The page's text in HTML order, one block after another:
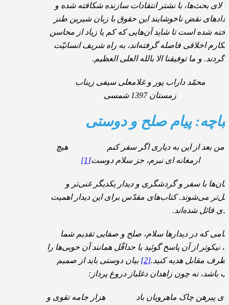
لای بحث‌ها، با نشتر انتقادات سازنده شکافته شده و
نقض ناخوشایند این حقوق با زبان شیرین طنز
شده است تا شاید آن‌هایی که کم یا زیاد از محاسن
اخلاقی فاصله گرفته‌اند، به راه شریف انسانیّت
گردند. و ما توفیقنا الا بالله العلی العظیم.
محمّد داراب پور و غلامعلی سیفی زیناب
زمستان 1397 شمسی
پیام صلح و دوستی
من بعد از این به دیاری اگر سفر کنم هیچ
ارمغانه ای نبرم، جز سلام دوست[1]
با سفر و گردشگری و دیدار یکدیگر غنی‌تر و
می‌شوند. کتاب‌های مقدّس برای این دیدار اهمیت
قائل شده‌اند.
که در دیدارها سلام، صلح و صفایی تقدیم شما
نیکوتر از آن پاسخ گوئید یا حداقّل همانند آن خوبی‌ها را
طرف مقابل هدیه کنید.[2]
بیان دوستی باید از صمیم
باشد، نه چون زاهدان دغلباز دروغ پرداز:
پیرهن چاک ماهرویان باد هزار جامه تقوی و